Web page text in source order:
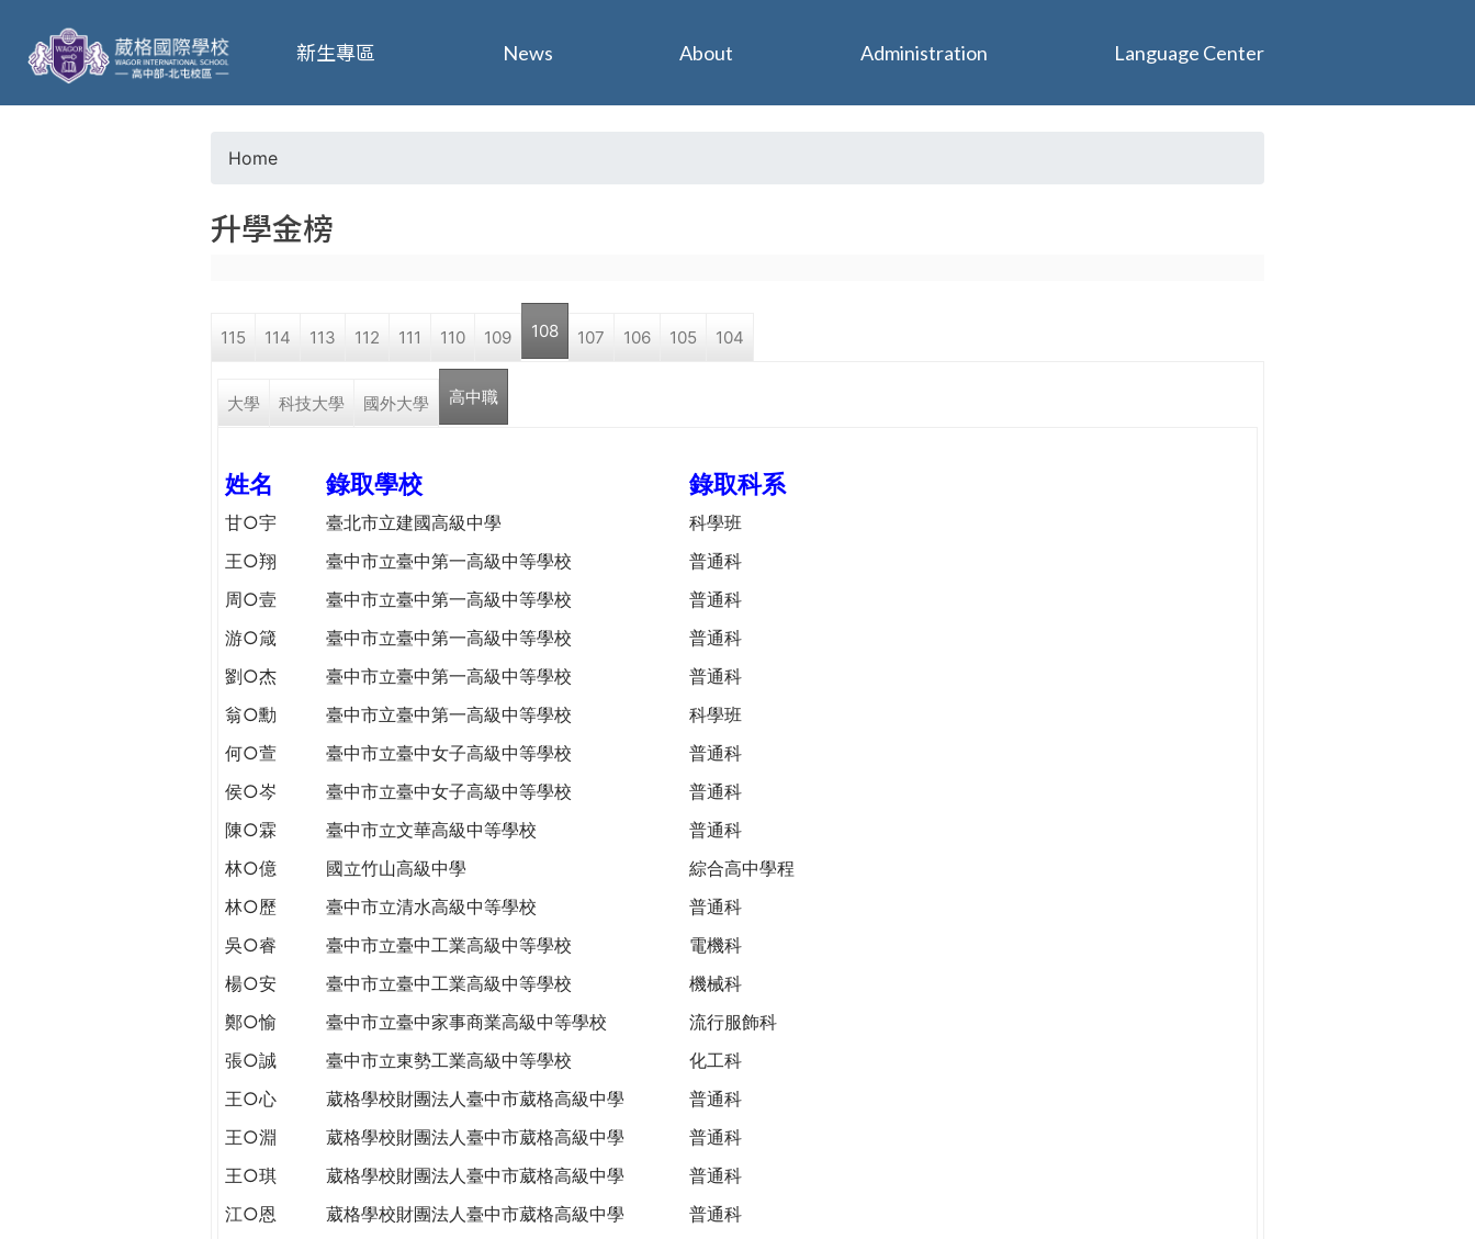
葳
格
o
a
r
h
e
r
e
Home
升學金榜
115 114 113 112 111 110 109 108 107 106 105 104
大學 科技大學 國外大學 高中職
姓名 錄取學校 錄取科系
甘○宇 臺北市立建國高級中學
科學班
王○翔
臺中市立臺中第一高級中等學校
普通科
周○壹
臺中市立臺中第一高級中等學校
普通科
游○箴
臺中市立臺中第一高級中等學校
普通科
劉○杰
臺中市立臺中第一高級中等學校
普通科
翁○勳
臺中市立臺中第一高級中等學校
科學班
何○萱
臺中市立臺中女子高級中等學校
普通科
侯○岑
臺中市立臺中女子高級中等學校
普通科
陳○霖
臺中市立文華高級中等學校
普通科
林○億
國立竹山高級中學
綜合高中學程
林○歷
臺中市立清水高級中等學校
普通科
吳○睿
臺中市立臺中工業高級中等學校
電機科
楊○安
臺中市立臺中工業高級中等學校
機械科
鄭○愉
臺中市立臺中家事商業高級中等學校
流行服飾科
張○誠
臺中市立東勢工業高級中等學校
化工科
王○心
葳格學校財團法人臺中市葳格高級中學
普通科
王○淵
葳格學校財團法人臺中市葳格高級中學
普通科
王○琪
葳格學校財團法人臺中市葳格高級中學
普通科
江○恩
葳格學校財團法人臺中市葳格高級中學
普通科
新生專區 News About Administration Language Center